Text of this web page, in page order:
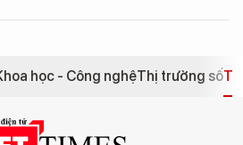
học - Công nghệThị trường số